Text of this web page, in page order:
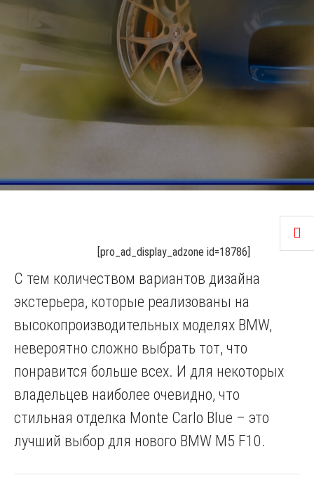
[pro_ad_display_adzone id=18786]
С тем количеством вариантов дизайна
экстерьера, которые реализованы на
высокопроизводительных моделях BMW,
невероятно сложно выбрать тот, что
понравится больше всех. И для некоторых
владельцев наиболее очевидно, что
стильная отделка Monte Carlo Blue – это
лучший выбор для нового BMW M5 F10.